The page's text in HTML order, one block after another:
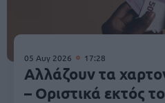
05 Αυγ 2026 17:28
Αλλάζουν τα
– Οριστικά εκτός